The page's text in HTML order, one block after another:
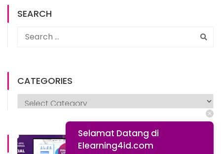
SEARCH
CATEGORIES
Off the Shelf Module – General
Financial Literacy
Selamat Datang di
Elearning4id.com